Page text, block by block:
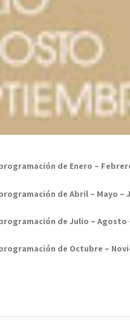
de Enero –
de Abril – Mayo –
de Julio – Agosto
de Octubre –